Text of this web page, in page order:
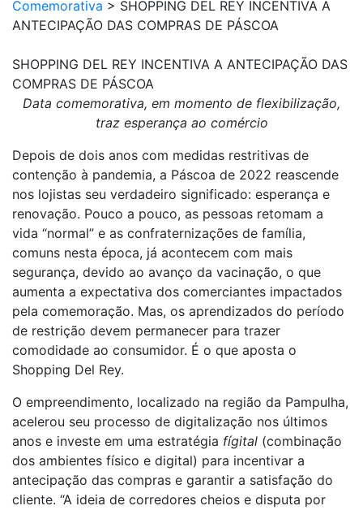
Comemorativa > SHOPPING DEL REY INCENTIVA A
ANTECIPAÇÃO DAS COMPRAS DE PÁSCOA
SHOPPING DEL REY INCENTIVA A ANTECIPAÇÃO DAS
COMPRAS DE PÁSCOA
Data comemorativa, em momento de flexibilização,
traz esperança ao comércio
Depois de dois anos com medidas restritivas de
contenção à pandemia, a Páscoa de 2022 reascende
nos lojistas seu verdadeiro significado: esperança e
renovação. Pouco a pouco, as pessoas retomam a
vida “normal” e as confraternizações de família,
comuns nesta época, já acontecem com mais
segurança, devido ao avanço da vacinação, o que
aumenta a expectativa dos comerciantes impactados
pela comemoração. Mas, os aprendizados do período
de restrição devem permanecer para trazer
comodidade ao consumidor. É o que aposta o
Shopping Del Rey.
O empreendimento, localizado na região da Pampulha,
acelerou seu processo de digitalização nos últimos
anos e investe em uma estratégia fígital (combinação
dos ambientes físico e digital) para incentivar a
antecipação das compras e garantir a satisfação do
cliente. “A ideia de corredores cheios e disputa por